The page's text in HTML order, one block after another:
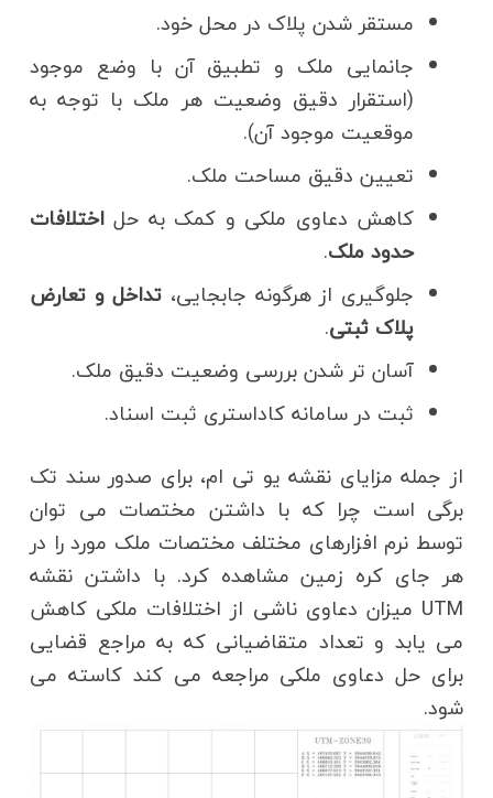
مستقر شدن پلاک در محل خود.
جانمایی ملک و تطبیق آن با وضع موجود
(استقرار دقیق وضعیت هر ملک با توجه به
موقعیت موجود آن).
تعیین دقیق مساحت ملک.
کاهش دعاوی ملکی و کمک به حل اختلافات
حدود ملک.
جلوگیری از هرگونه جابجایی، تداخل و تعارض
پلاک ثبتی.
آسان تر شدن بررسی وضعیت دقیق ملک.
ثبت در سامانه کاداستری ثبت اسناد.
از جمله مزایای نقشه یو تی ام، برای صدور سند تک
برگی است چرا که با داشتن مختصات می توان
توسط نرم افزارهای مختلف مختصات ملک مورد را در
هر جای کره زمین مشاهده کرد. با داشتن نقشه
UTM میزان دعاوی ناشی از اختلافات ملکی کاهش
می یابد و تعداد متقاضیانی که به مراجع قضایی
برای حل دعاوی ملکی مراجعه می کند کاسته می
شود.